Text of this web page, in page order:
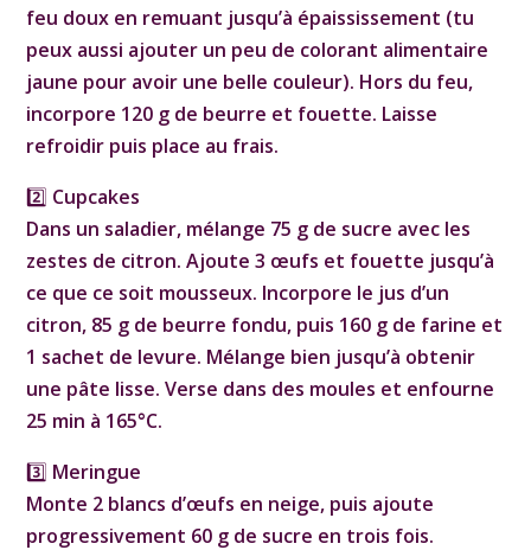
feu doux en remuant jusqu’à épaississement (tu
peux aussi ajouter un peu de colorant alimentaire
jaune pour avoir une belle couleur). Hors du feu,
incorpore 120 g de beurre et fouette. Laisse
refroidir puis place au frais.
2️⃣ Cupcakes
Dans un saladier, mélange 75 g de sucre avec les
zestes de citron. Ajoute 3 œufs et fouette jusqu’à
ce que ce soit mousseux. Incorpore le jus d’un
citron, 85 g de beurre fondu, puis 160 g de farine et
1 sachet de levure. Mélange bien jusqu’à obtenir
une pâte lisse. Verse dans des moules et enfourne
25 min à 165°C.
3️⃣ Meringue
Monte 2 blancs d’œufs en neige, puis ajoute
progressivement 60 g de sucre en trois fois.